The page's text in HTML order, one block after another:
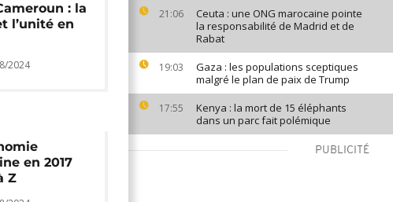
21:06
Ceuta : une ONG marocaine pointe
la responsabilité de Madrid et de
Rabat
19:03
Gaza : les populations sceptiques
malgré le plan de paix de Trump
17:55
Kenya : la mort de 15 éléphants
dans un parc fait polémique
PUBLICITÉ
: la
l’unité en
2024
en 2017
Z